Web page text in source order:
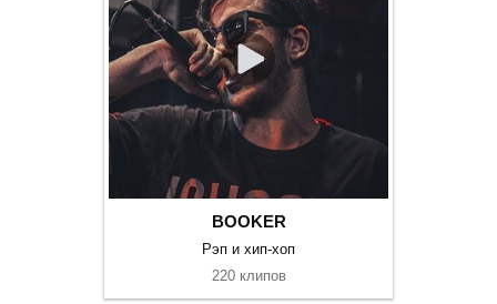
BOOKER
Рэп и хип-хоп
220 клипов